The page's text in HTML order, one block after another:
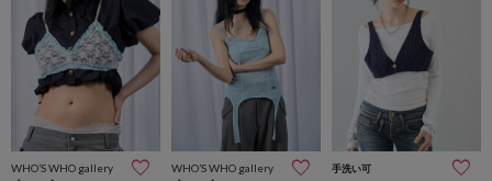
WHO’S WHO gallery
WHO’S WHO gallery
手洗い可